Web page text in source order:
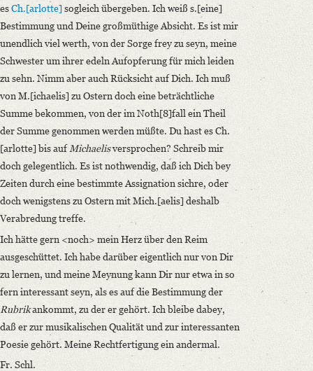
esCh.[arlotte]sogleich übergeben. Ich weiß s.[eine]
Bestimmung und Deine großmüthige Absicht. Es ist mir
unendlich viel werth, von der Sorge frey zu seyn, meine
Schwester um ihrer edeln Aufopferung für mich leiden
zu sehn. Nimm aber auch Rücksicht auf Dich. Ich muß
von M.[ichaelis] zu Ostern doch eine beträchtliche
Summe bekommen, von der im Noth[8]fall ein Theil
der Summe genommen werden müßte. Du hast es Ch.
[arlotte] bis auf Michaelisversprochen? Schreib mir
doch gelegentlich. Es ist nothwendig, daß ich Dich bey
Zeiten durch eine bestimmte Assignation sichre, oder
doch wenigstens zu Ostern mit Mich.[aelis] deshalb
Verabredung treffe.
Ich hätte gern <noch> mein Herz über den Reim
ausgeschüttet. Ich habe darüber eigentlich nur von Dir
zu lernen, und meine Meynung kann Dir nur etwa in so
fern interessant seyn, als es auf die Bestimmung der
Rubrikankommt, zu der er gehört. Ich bleibe dabey,
daß er zur musikalischen Qualität und zur interessanten
Poesie gehört. Meine Rechtfertigung ein andermal.
Fr. Schl.